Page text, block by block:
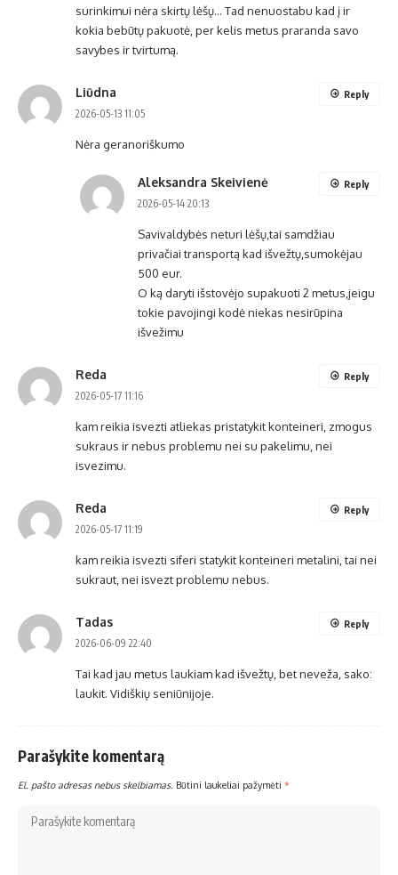
surinkimui nėra skirtų lėšų… Tad nenuostabu kad į ir
kokia bebūtų pakuotė, per kelis metus praranda savo
savybes ir tvirtumą.
Liūdna
2026-05-13 11:05
Nėra geranoriškumo
Reply
Aleksandra Skeivienė
2026-05-14 20:13
Savivaldybės neturi lėšų,tai samdžiau
privačiai transportą kad išvežtų,sumokėjau
500 eur.
O ką daryti išstovėjo supakuoti 2 metus,jeigu
tokie pavojingi kodė niekas nesirūpina
išvežimu
Reply
Reda
2026-05-17 11:16
kam reikia isvezti atliekas pristatykit konteineri, zmogus
sukraus ir nebus problemu nei su pakelimu, nei
isvezimu.
Reply
Reda
2026-05-17 11:19
kam reikia isvezti siferi statykit konteineri metalini, tai nei
sukraut, nei isvezt problemu nebus.
Reply
Tadas
2026-06-09 22:40
Tai kad jau metus laukiam kad išvežtų, bet neveža, sako:
laukit. Vidiškių seniūnijoje.
Reply
Parašykite komentarą
El. pašto adresas nebus skelbiamas. Būtini laukeliai pažymėti *